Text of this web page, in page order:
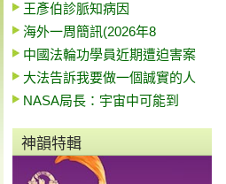
王彥伯診脈知病因
海外一周簡訊(2026年8
中國法輪功學員近期遭迫害案
大法告訴我要做一個誠實的人
NASA局長：宇宙中可能到
神韻特輯